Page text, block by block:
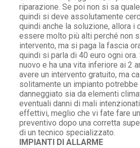
riparazione. Se poi non si sa
quindi si deve assolutamente
quindi anche la soluzione, allora i
essere molto più alti perché non
intervento, ma si paga la fascia
quindi si parla di 40 euro ogni ora.
nuovo e ha una vita inferiore ai 2
avere un intervento gratuito, ma
solitamente un impianto
danneggiato sia da elementi
eventuali danni di mali
effettivi, meglio che vi fate fare
preventivo dopo una corretta
di un tecnico specializzato.
IMPIANTI DI ALLARME